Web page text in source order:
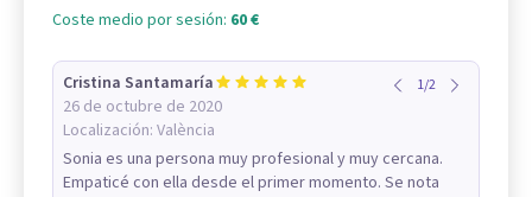
Coste medio por sesión: 60 €
Cristina Santamaría
26 de octubre de 2020
Localización: València
1/2
Sonia es una persona muy profesional y muy cercana.
Empaticé con ella desde el primer momento. Se nota